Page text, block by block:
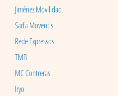
Jiménez Movilidad
Sarfa Moventis
Rede Expressos
TMB
MC Contreras
Iryo